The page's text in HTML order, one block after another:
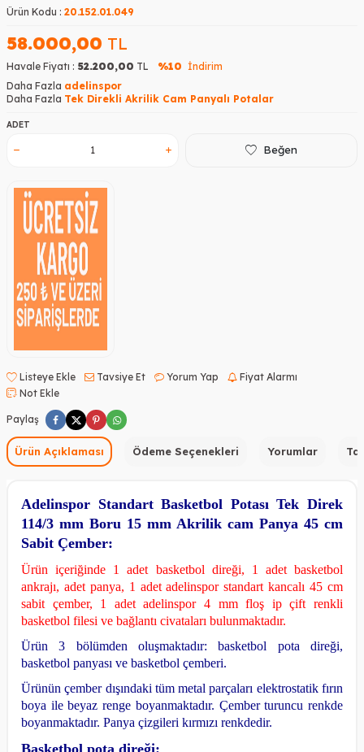
Ürün Kodu : 20.152.01.049
58.000,00 TL
Havale Fiyatı : 52.200,00 TL %10 İndirim
Daha Fazla adelinspor
Daha Fazla Tek Direkli Akrilik Cam Panyalı Potalar
ADET
Beğen
Listeye Ekle Tavsiye Et Yorum Yap
Fiyat Alarmı
Not Ekle
Paylaş
Ürün Açıklaması Ödeme Seçenekleri Yorumlar
Adelinspor Standart Basketbol Potası Tek Direk
114/3 mm Boru 15 mm Akrilik cam Panya 45 cm
Sabit Çember:
Ürün içeriğinde 1 adet basketbol direği, 1 adet basketbol
ankrajı, adet panya, 1 adet adelinspor standart kancalı 45 cm
sabit çember, 1 adet adelinspor 4 mm floş ip çift renkli
basketbol filesi ve bağlantı civataları bulunmaktadır.
Ürün 3 bölümden oluşmaktadır: basketbol pota direği,
basketbol panyası ve basketbol çemberi.
Ürünün çember dışındaki tüm metal parçaları elektrostatik fırın
boya ile beyaz renge boyanmaktadır. Çember turuncu renkde
boyanmaktadır. Panya çizgileri kırmızı renkdedir.
Basketbol pota direği: